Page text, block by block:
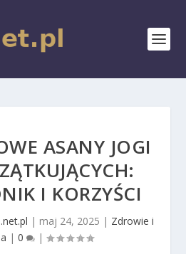
ASANY JOGI
I KORZYŚCI
| maj 24, 2025 | Zdrowie i
| 0 |